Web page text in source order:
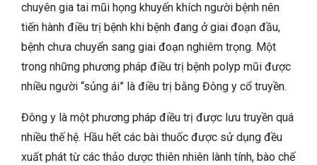
chuyên gia tai mũi họng khuyến khích người bệnh nên
tiến hành điều trị bệnh khi bệnh đang ở giai đoạn đầu,
bệnh chưa chuyển sang giai đoạn nghiêm trọng. Một
trong những phương pháp điều trị bệnh polyp mũi được
nhiều người “sủng ái” là điều trị bằng Đông y cổ truyền.
Đông y là một phương pháp điều trị được lưu truyền quá
nhiều thế hệ. Hầu hết các bài thuốc được sử dụng đều
xuất phát từ các thảo dược thiên nhiên lành tính, bào chế